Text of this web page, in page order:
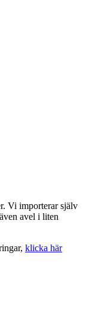
Vi importerar själv
avel i liten
klicka här